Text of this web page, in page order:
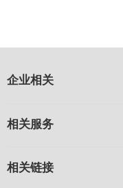
企业相关
相关服务
相关链接